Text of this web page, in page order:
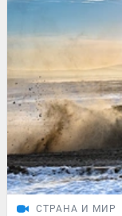
СТРАНА И МИР